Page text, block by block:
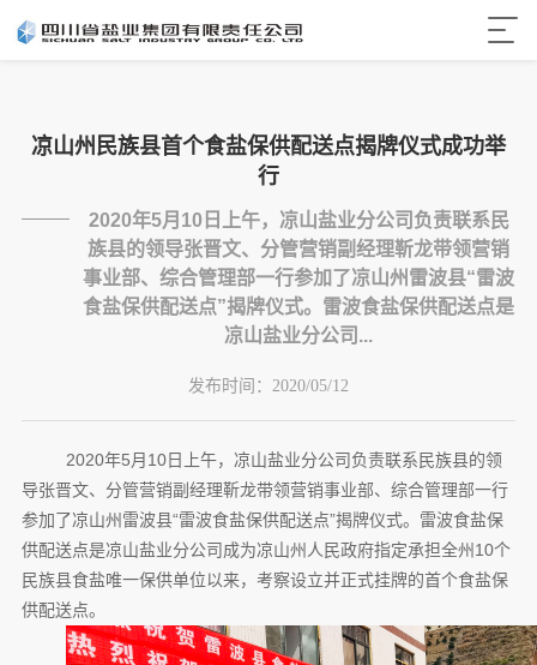
凉山州民族县首个食盐保供配送点揭牌仪式成功举
行
2020年5月10日上午，凉山盐业分公司负责联系民
族县的领导张晋文、分管营销副经理靳龙带领营销
事业部、综合管理部一行参加了凉山州雷波县“雷波
食盐保供配送点”揭牌仪式。雷波食盐保供配送点是
凉山盐业分公司...
发布时间： 2020/05/12
2020年5月 10日上午，凉山盐业分公司负责联系民族县的领
导张晋文、分管营销副经理靳龙带领营销事业部、综合管理部一行
参加了凉山州雷波县“雷波食盐保供配送点”揭牌仪式。雷波食盐保
供配送点是凉山盐业分公司成为凉山州人民政府指定承担全州 10个
民族县食盐唯一保供单位以来，考察设立并正式挂牌的首个食盐保
供配送点。